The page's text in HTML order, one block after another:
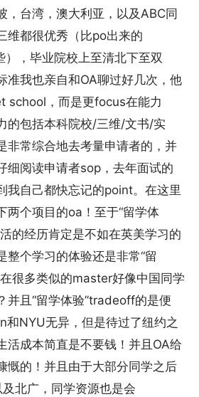
，台湾，澳大利亚，以及ABC同
维都很优秀（比po出来的
，毕业院校上至清北下至双
准我也亲自和OA聊过好几次，他
school，而是更focus在能力
的包括本科院校/三维/文书/实
非常综合地去考量申请者的，并
细阅读申请者sop，去年面试的
我自己都快忘记的point。在这里
两个项目的oa！至于“留学体
的经历肯定是不如在英美学习的
整个学习的体验还是非常“留
很多类似的master好像中国同学
并且“留学体验”tradeoff的是便
和NYU无异，但是待过了纽约之
活成本简直是不要钱！并且OA给
慨的！并且由于大部分同学之后
北广，同学资源也是会